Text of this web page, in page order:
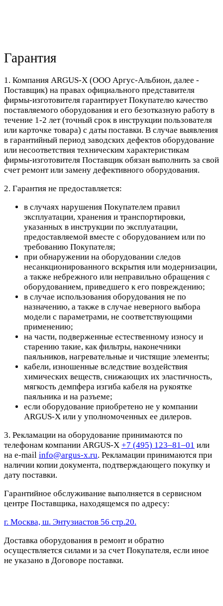
Гарантия
1. Компания ARGUS-X (ООО Аргус-Альбион, далее -
Поставщик) на правах официального представителя
фирмы-изготовителя гарантирует Покупателю качество
поставляемого оборудования и его безотказную работу в
течение 1-2 лет (точный срок в инструкции пользователя
или карточке товара) с даты поставки. В случае выявления
в гарантийный период заводских дефектов оборудование
или несоответствия техническим характеристикам
фирмы-изготовителя Поставщик обязан выполнить за свой
счет ремонт или замену дефективного оборудования.
2. Гарантия не предоставляется:
в случаях нарушения Покупателем правил
эксплуатации, хранения и транспортировки,
указанных в инструкции по эксплуатации,
предоставляемой вместе с оборудованием или по
требованию Покупателя;
при обнаружении на оборудовании следов
несанкционированного вскрытия или модернизации,
а также небрежного или неправильно обращения с
оборудованием, приведшего к его повреждению;
в случае использования оборудования не по
назначению, а также в случае неверного выбора
модели с параметрами, не соответствующими
применению;
на части, подверженные естественному износу и
старению такие, как фильтры, наконечники
паяльников, нагревательные и чистящие элементы;
кабели, изношенные вследствие воздействия
химических веществ, снижающих их эластичность,
мягкость демпфера изгиба кабеля на рукоятке
паяльника и на разъеме;
если оборудование приобретено не у компании
ARGUS-X или у уполномоченных ее дилеров.
3. Рекламации на оборудование принимаются по
телефонам компании ARGUS-X +7 (495) 123–81–01 или
на e-mail info@argus-x.ru. Рекламации принимаются при
наличии копии документа, подтверждающего покупку и
дату поставки.
Гарантийное обслуживание выполняется в сервисном
центре Поставщика, находящемся по адресу:
г. Москва, ш. Энтузиастов 56 стр.20.
Доставка оборудования в ремонт и обратно
осуществляется силами и за счет Покупателя, если иное
не указано в Договоре поставки.